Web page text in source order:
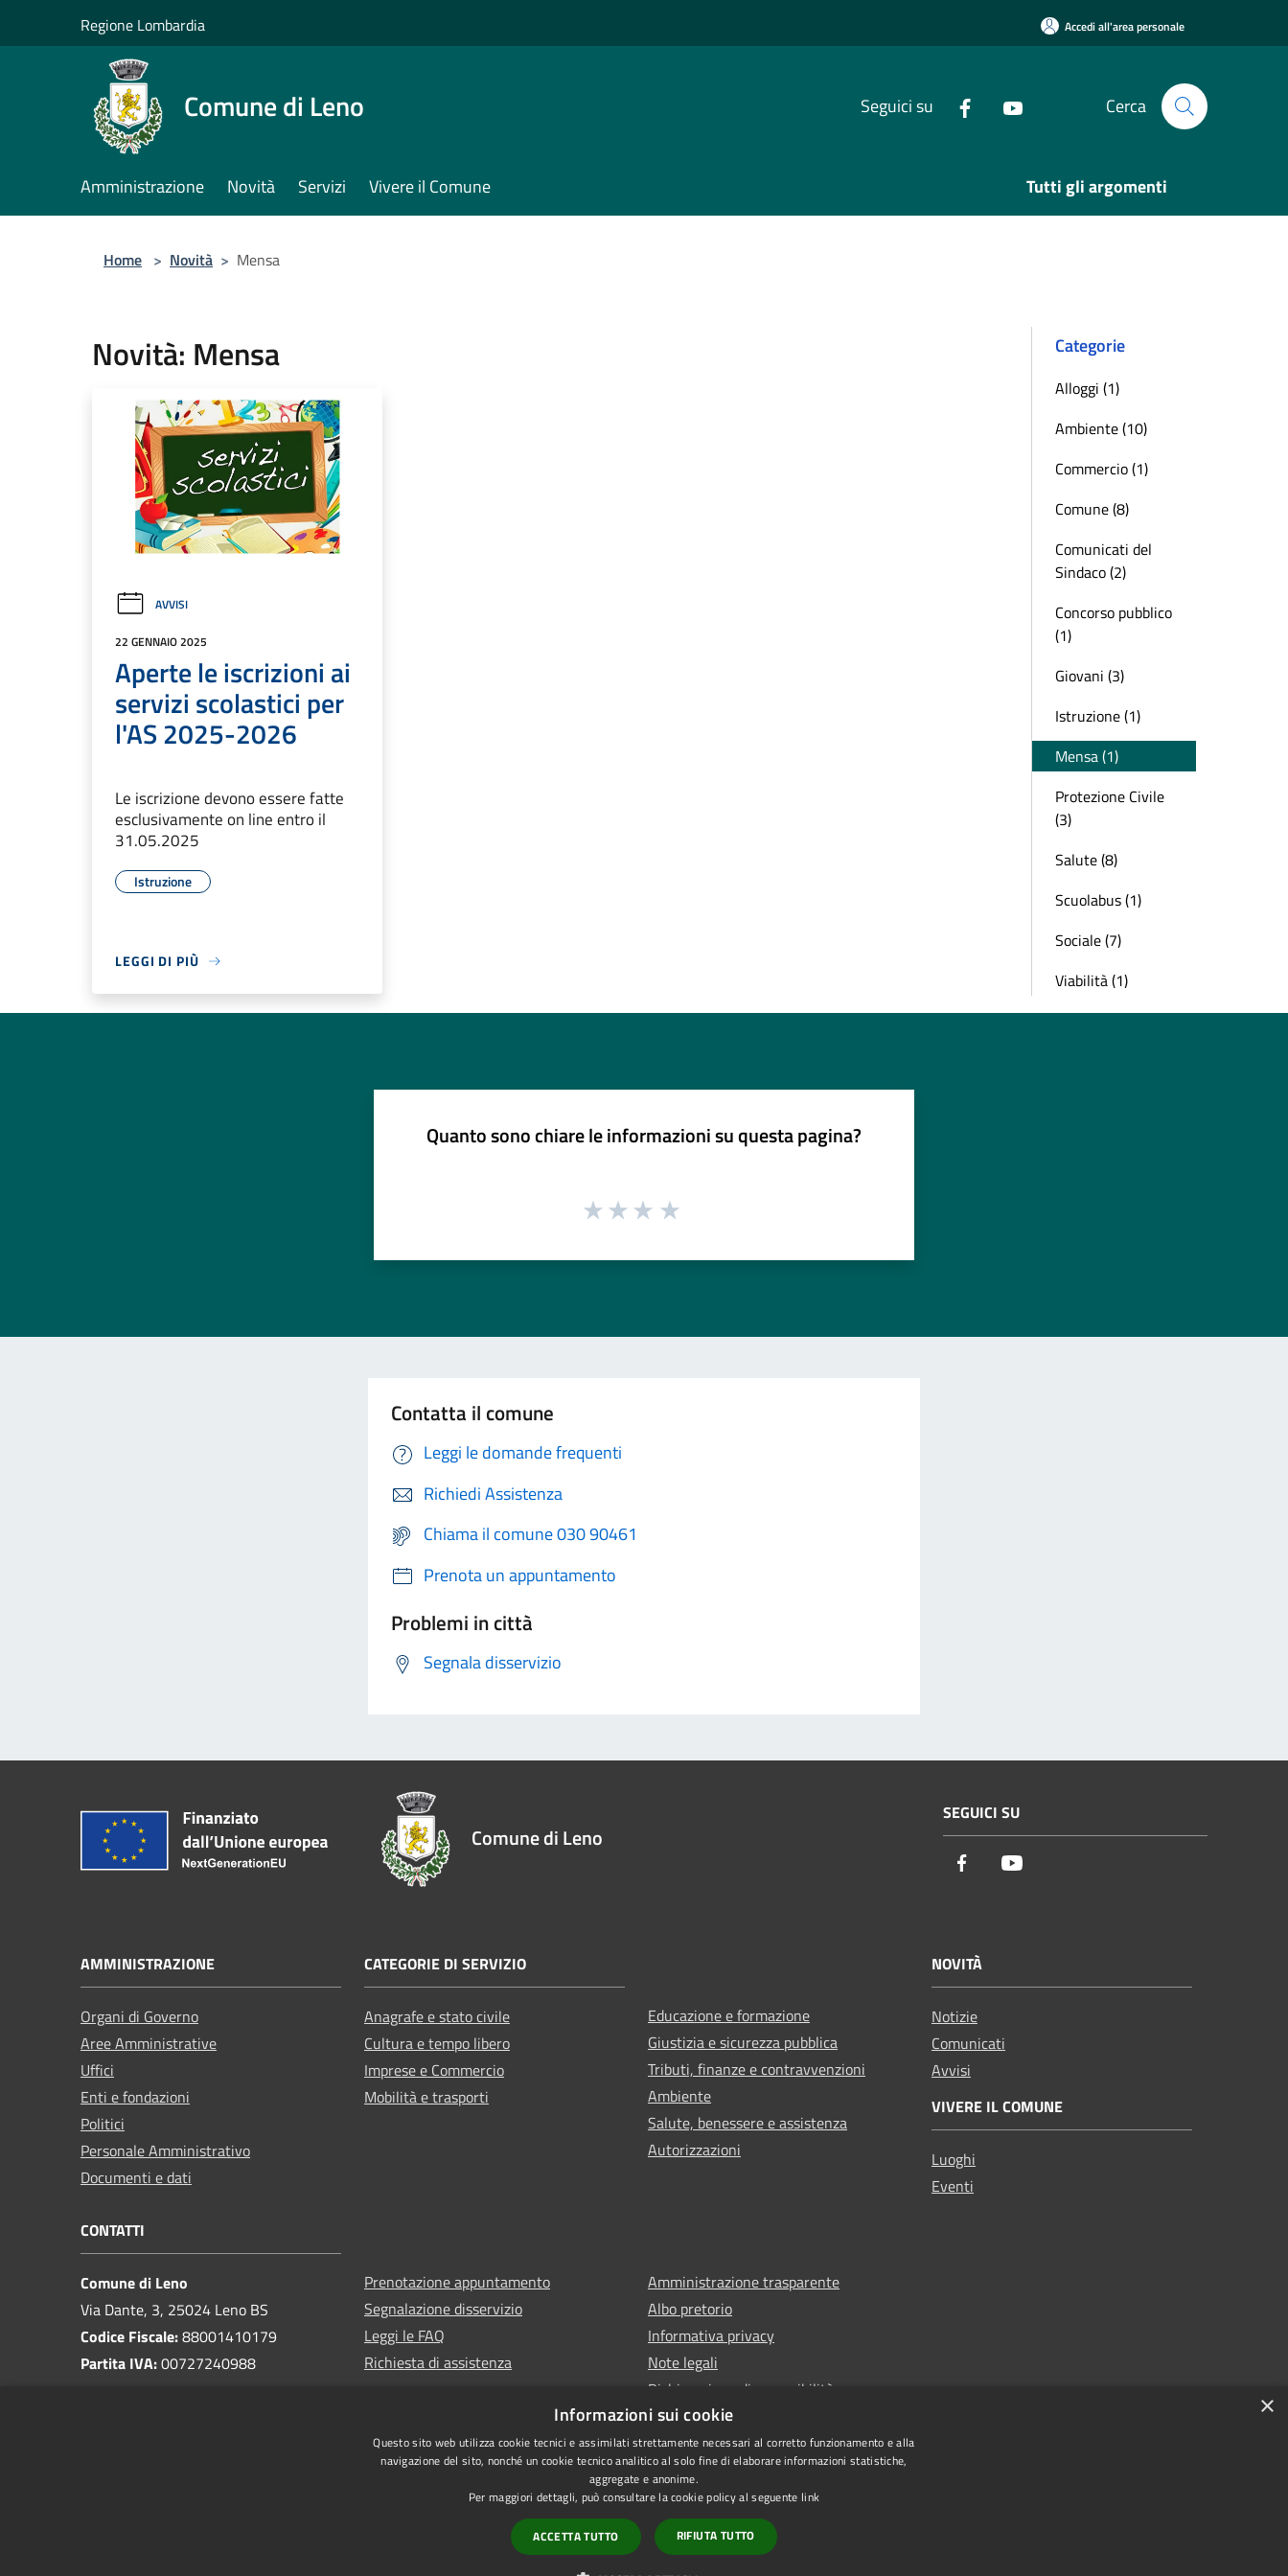
Regione Lombardia Accedi all'area personale
Comune di Leno Seguici su Cerca
Amministrazione Novità Servizi Vivere il Comune Tutti gli argomenti
Home > Novità > Mensa
Novità: Mensa
AVVISI
22 GENNAIO 2025
Aperte le iscrizioni ai
servizi scolastici per
l'AS 2025-2026
Le iscrizione devono essere fatte
esclusivamente on line entro il
31.05.2025
Istruzione
LEGGI DI PIÙ
Categorie
Alloggi (1)
Ambiente (10)
Commercio (1)
Comune (8)
Comunicati del
Sindaco (2)
Concorso pubblico
(1)
Giovani (3)
Istruzione (1)
Mensa (1)
Protezione Civile
(3)
Salute (8)
Scuolabus (1)
Sociale (7)
Viabilità (1)
Quanto sono chiare le informazioni su questa pagina?
Contatta il comune
Leggi le domande frequenti
Richiedi Assistenza
Chiama il comune 030 90461
Prenota un appuntamento
Problemi in città
Segnala disservizio
Comune di Leno
SEGUICI SU
Facebook
AMMINISTRAZIONE
Organi di Governo
Aree Amministrative
Uffici
Enti e fondazioni
Politici
Personale Amministrativo
Documenti e dati
CATEGORIE DI SERVIZIO
Anagrafe e stato civile
Cultura e tempo libero
Imprese e Commercio
Mobilità e trasporti
Educazione e formazione
Giustizia e sicurezza pubblica
Tributi, finanze e contravvenzioni
Ambiente
Salute, benessere e assistenza
Autorizzazioni
NOVITÀ
Notizie
Comunicati
Avvisi
VIVERE IL COMUNE
Luoghi
Eventi
CONTATTI
Comune di Leno
Via Dante, 3, 25024 Leno BS
Codice Fiscale:88001410179
Partita IVA:00727240988
Prenotazione appuntamento
Segnalazione disservizio
Leggi le FAQ
Richiesta di assistenza
Amministrazione trasparente
Albo pretorio
Informativa privacy
Note legali
Dichiarazione di accessibilità
×
Informazioni sui cookie
Questo sito web utilizza cookie tecnici e assimilati strettamente necessari al corretto funzionamento e alla
navigazione del sito, nonché un cookie tecnico analitico al solo fine di elaborare informazioni statistiche,
aggregate e anonime.
Per maggiori dettagli, può consultare la cookie policy al seguente link
ACCETTA TUTTO RIFIUTA TUTTO